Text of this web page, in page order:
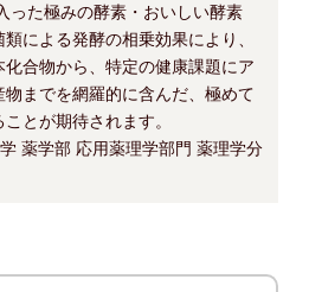
った極みの酵素・おいしい酵素
による発酵の相乗効果により、
合物から、特定の健康課題にア
までを網羅的に含んだ、極めて
とが期待されます。
薬学部 応用薬理学部門 薬理学分